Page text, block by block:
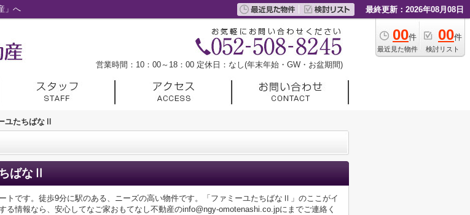
」へ 最終更新：2026年08月08日
00件
最近見た物件
00件
検討リスト
営業時間：10：00～18：00 定休日：なし(年末年始・GW・お盆期間)
ユたちばなⅡ
ばなⅡ
トです。徒歩9分に駅のある、ニーズの高い物件です。「ファミーユたちばなⅡ」のここがイ
る情報なら、安心してなご家おもてなし不動産のinfo@ngy-omotenashi.co.jpにまでご連絡く